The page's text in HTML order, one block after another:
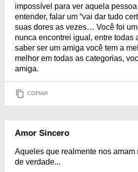
impossível para ver aquela
entender, falar um “vai dar tudo
suas dores as vezes… Você foi
nunca encontrei igual, entre todas
saber ser um amiga você tem a
melhor em todas as categorias,
amiga.
COPIAR
Amor Sincero
Aqueles que realmente nos amam
de verdade...